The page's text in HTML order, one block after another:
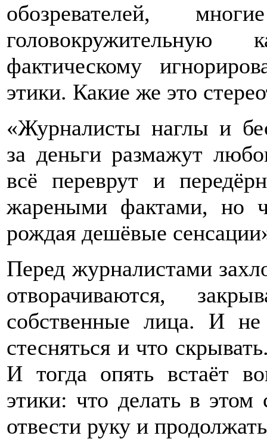
обозревателей,
головокружительную
фактическому
этики. Какие же это
«Журналисты наглы и
за деньги размажут
всё переврут и
жареными фактами, но
рождая дешёвые
Перед журналистами
отворачиваются,
собственные лица. И не
стесняться и что
И тогда опять встаёт
этики: что делать в этом
отвести руку и